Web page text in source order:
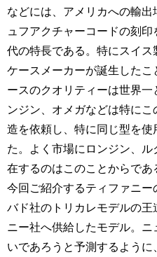
などには、アメリカへの輸
ュフアクチャーコードの刻
代の特長である。特にスイ
ケースメーカーが誕生した
ースのクオリティーは世界
ンジン、オメガなどは特に
造を依頼し、特に同じ型を使
た。よく市場にロンジン、
在するのはこのことからであ
今回ご紹介するティファニ
バド社のトリカレモデルの
ニー社へ供給したモデル。
いであろうと予測するよう